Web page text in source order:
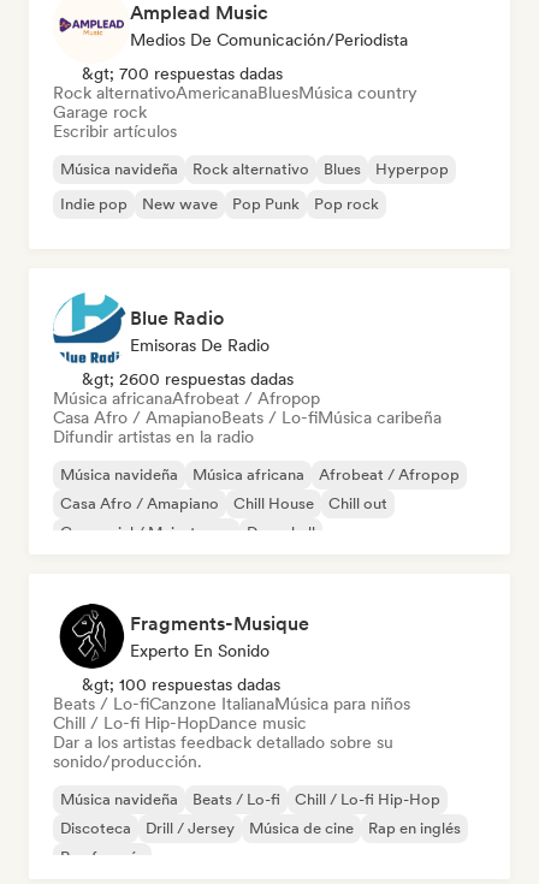
Amplead Music
Medios De Comunicación/Periodista
&gt; 700 respuestas dadas
Rock alternativoAmericanaBluesMúsica country
Garage rock
Escribir artículos
Música navideña Rock alternativo Blues
Hyperpop
Indie pop
New wave Pop Punk Pop rock
Blue Radio
Emisoras De Radio
&gt; 2600 respuestas dadas
Música africanaAfrobeat / Afropop
Casa Afro / AmapianoBeats / Lo-fiMúsica caribeña
Difundir artistas en la radio
Música navideña Música africana
Afrobeat / Afropop
Casa Afro / Amapiano
Chill House
Chill out
Comercial / Mainstream
Dancehall
Fragments-Musique
Experto En Sonido
&gt; 100 respuestas dadas
Beats / Lo-fiCanzone ItalianaMúsica para niños
Chill / Lo-fi Hip-HopDance music
Dar a los artistas feedback detallado sobre su
sonido/producción.
Música navideña Beats / Lo-fi
Chill / Lo-fi Hip-Hop
Discoteca
Drill / Jersey Música de cine
Rap en inglés
Rap francés